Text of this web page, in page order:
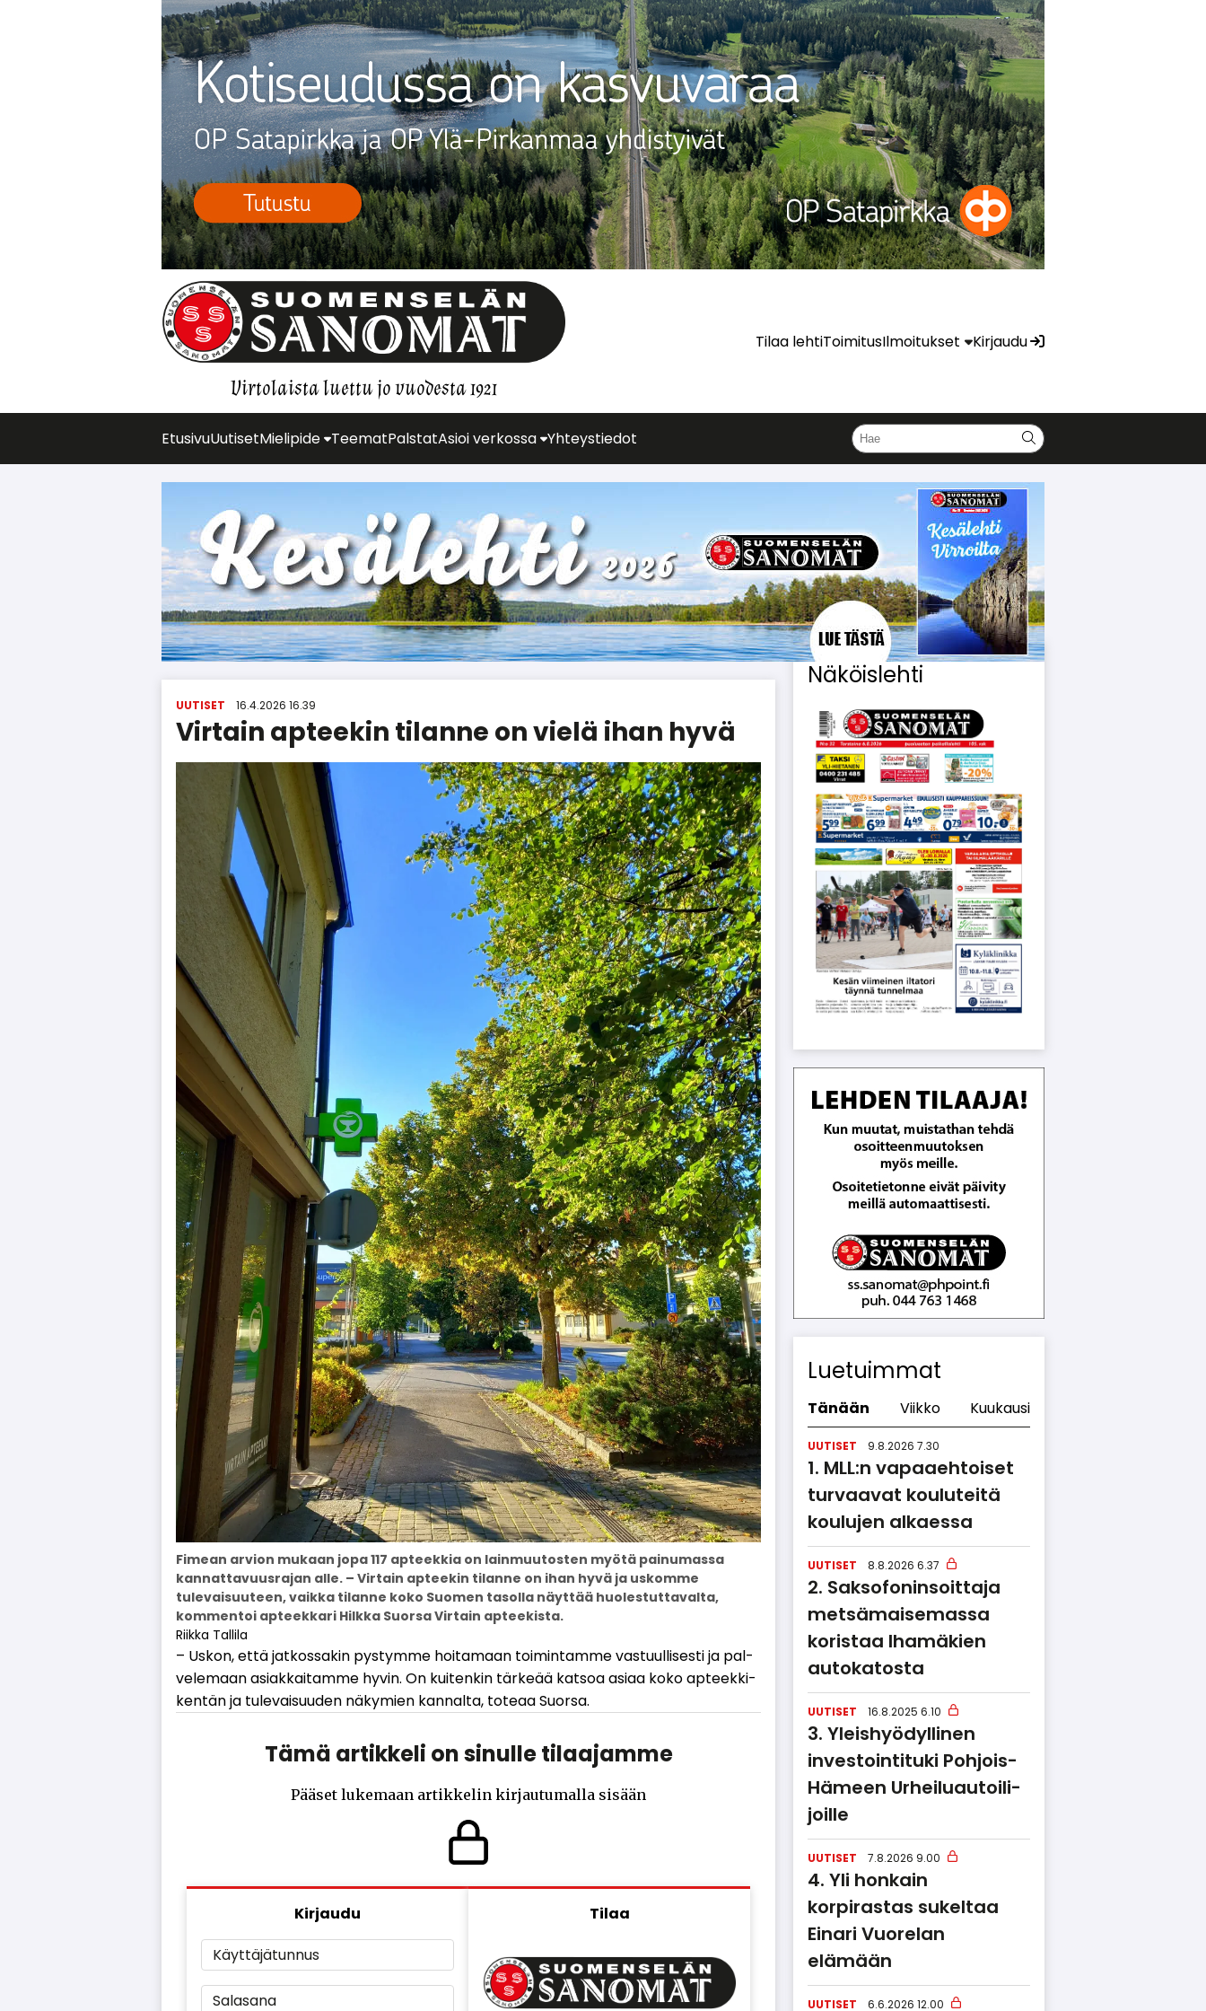
Virtolaista luettu jo vuodesta 1921
Tilaa lehtiToimitusIlmoitukset Kirjaudu
EtusivuUutisetMielipide TeematPalstatAsioi verkossa Yhteystiedot
UUTISET 16.4.2026 16.39
Virtain apteekin tilanne on vielä ihan hyvä
Fimean arvion mukaan jopa 117 apteekkia on lainmuutosten myötä painumassa
kannattavuusrajan alle. – Virtain apteekin tilanne on ihan hyvä ja uskomme
tulevaisuuteen, vaikka tilanne koko Suomen tasolla näyttää huolestuttavalta,
kommentoi apteekkari Hilkka Suorsa Virtain apteekista.
Riikka Tallila
– Us­kon, et­tä jat­kos­sa­kin pys­tym­me hoi­ta­maan toi­min­tam­me vas­tuul­li­ses­ti ja pal­
ve­le­maan asi­ak­kai­tam­me hy­vin. On kui­ten­kin tär­ke­ää kat­soa asi­aa koko ap­teek­ki­
ken­tän ja tu­le­vai­suu­den nä­ky­mien kan­nal­ta, to­te­aa Suor­sa.
Tämä artikkeli on sinulle tilaajamme
Pääset lukemaan artikkelin kirjautumalla sisään
Kirjaudu
Käyttäjätunnus
Salasana
Tilaa
Näköislehti
Luetuimmat
Tänään Viikko Kuukausi
UUTISET 9.8.2026 7.30
MLL:n vapaaehtoiset
turvaavat kouluteitä
koulujen alkaessa
UUTISET 8.8.2026 6.37
Saksofo­nin­soittaja
metsämaisemassa
koristaa Ihamäkien
autokatosta
UUTISET 16.8.2025 6.10
Yleishyödyllinen
investointituki Pohjois-
Hämeen Urheilu­au­toi­li­
joille
UUTISET 7.8.2026 9.00
Yli honkain
korpirastas sukeltaa
Einari Vuorelan
elämään
UUTISET 6.6.2026 12.00